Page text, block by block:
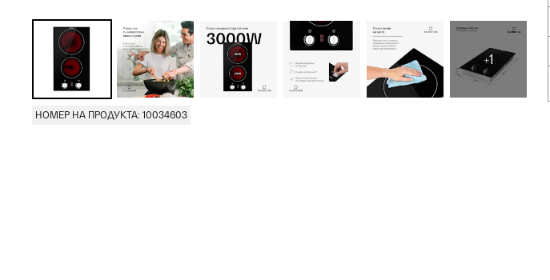
+1
НОМЕР НА ПРОДУКТА: 10034603